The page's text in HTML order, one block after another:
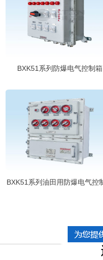
BXK51系列防爆电气控制箱
BXK51系列油田用防爆电气控